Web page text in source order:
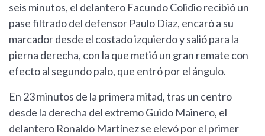
seis minutos, el delantero Facundo Colidio recibió un
pase filtrado del defensor Paulo Díaz, encaró a su
marcador desde el costado izquierdo y salió para la
pierna derecha, con la que metió un gran remate con
efecto al segundo palo, que entró por el ángulo.
En 23 minutos de la primera mitad, tras un centro
desde la derecha del extremo Guido Mainero, el
delantero Ronaldo Martínez se elevó por el primer